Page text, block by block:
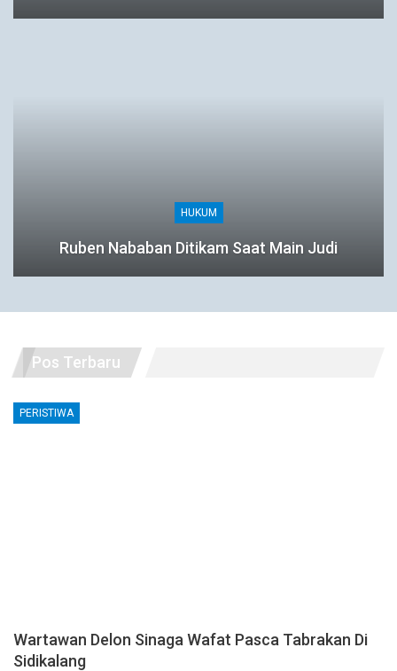
HUKUM
Ruben Nababan Ditikam Saat Main Judi
Pos Terbaru
PERISTIWA
Wartawan Delon Sinaga Wafat Pasca Tabrakan Di
Sidikalang